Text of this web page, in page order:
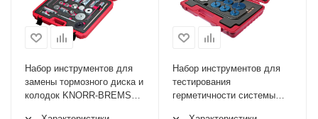
Набор инструментов для
замены тормозного диска и
колодок KNORR-BREMSE
Набор инструментов для
тестирования
герметичности системы